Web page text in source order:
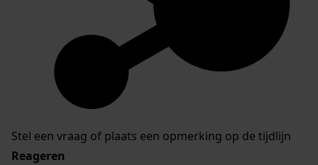
Stel een vraag of plaats een opmerking op de tijdlijn
Reageren